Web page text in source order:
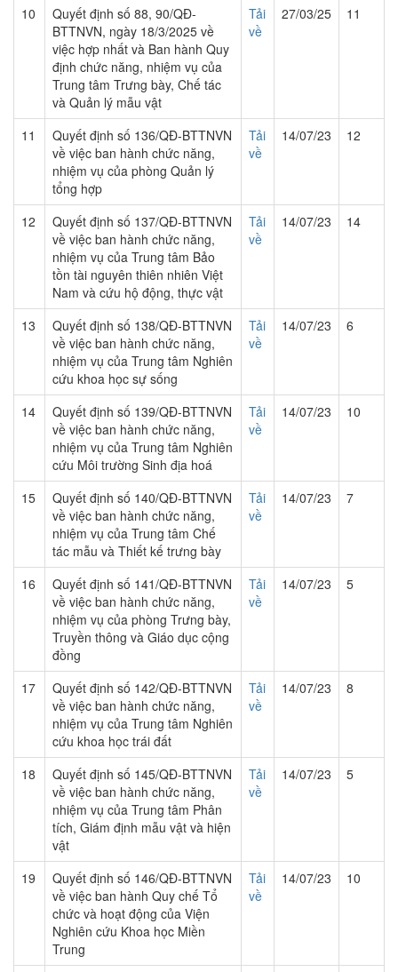
10
Quyết định số 88, 90/QĐ-
BTTNVN, ngày 18/3/2025 về
việc hợp nhất và Ban hành Quy
định chức năng, nhiệm vụ của
Trung tâm Trưng bày, Chế tác
và Quản lý mẫu vật
Tải
về
27/03/25 11
11
Quyết định số 136/QĐ-BTTNVN
về việc ban hành chức năng,
nhiệm vụ của phòng Quản lý
tổng hợp
Tải
về
14/07/23 12
12
Quyết định số 137/QĐ-BTTNVN
về việc ban hành chức năng,
nhiệm vụ của Trung tâm Bảo
tồn tài nguyên thiên nhiên Việt
Nam và cứu hộ động, thực vật
Tải
về
14/07/23 14
13
Quyết định số 138/QĐ-BTTNVN
về việc ban hành chức năng,
nhiệm vụ của Trung tâm Nghiên
cứu khoa học sự sống
Tải
về
14/07/23 6
14
Quyết định số 139/QĐ-BTTNVN
về việc ban hành chức năng,
nhiệm vụ của Trung tâm Nghiên
cứu Môi trường Sinh địa hoá
Tải
về
14/07/23 10
15
Quyết định số 140/QĐ-BTTNVN
về việc ban hành chức năng,
nhiệm vụ của Trung tâm Chế
tác mẫu và Thiết kế trưng bày
Tải
về
14/07/23 7
16
Quyết định số 141/QĐ-BTTNVN
về việc ban hành chức năng,
nhiệm vụ của phòng Trưng bày,
Truyền thông và Giáo dục cộng
đồng
Tải
về
14/07/23 5
17
Quyết định số 142/QĐ-BTTNVN
về việc ban hành chức năng,
nhiệm vụ của Trung tâm Nghiên
cứu khoa học trái đất
Tải
về
14/07/23 8
18
Quyết định số 145/QĐ-BTTNVN
về việc ban hành chức năng,
nhiệm vụ của Trung tâm Phân
tích, Giám định mẫu vật và hiện
vật
Tải
về
14/07/23 5
19
Quyết định số 146/QĐ-BTTNVN
về việc ban hành Quy chế Tổ
chức và hoạt động của Viện
Nghiên cứu Khoa học Miền
Trung
Tải
về
14/07/23 10